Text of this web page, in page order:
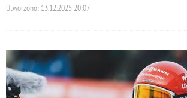
Utworzono: 13.12.2025 20:07